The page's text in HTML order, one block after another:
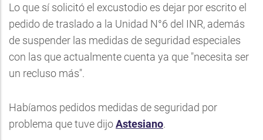
Lo que sí solicitó el excustodio es dejar por escrito el
pedido de traslado a la Unidad N°6 del INR, además
de suspender las medidas de seguridad especiales
con las que actualmente cuenta ya que "necesita ser
un recluso más".
Habíamos pedidos medidas de seguridad por
problema que tuve dijoAstesiano.